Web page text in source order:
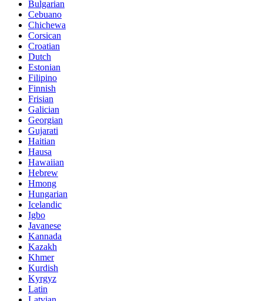
Bulgarian
Cebuano
Chichewa
Corsican
Croatian
Dutch
Estonian
Filipino
Finnish
Frisian
Galician
Georgian
Gujarati
Haitian
Hausa
Hawaiian
Hebrew
Hmong
Hungarian
Icelandic
Igbo
Javanese
Kannada
Kazakh
Khmer
Kurdish
Kyrgyz
Latin